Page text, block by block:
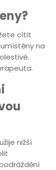
cítit
na
nižší